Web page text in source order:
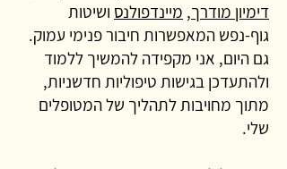
דימיון מודרך, מיינדפולנס ושיטות
גוף-נפש המאפשרות חיבור פנימי עמוק.
גם היום, אני מקפידה להמשיך ללמוד
ולהתעדכן בגישות טיפוליות חדשניות,
מתוך מחויבות לתהליך של המטופלים
שלי.